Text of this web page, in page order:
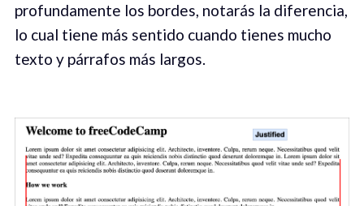
profundamente los bordes, notarás la diferencia,
lo cual tiene más sentido cuando tienes mucho
texto y párrafos más largos.